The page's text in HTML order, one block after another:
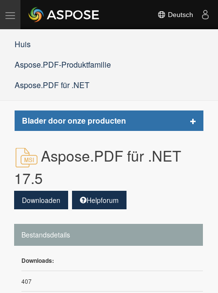
Navigation
umschalten
Deutsch
Huis
Aspose.PDF-Produktfamilie
Aspose.PDF für .NET
Blader door onze producten
Toggle
Aspose.PDF für .NET
17.5
Downloaden Helpforum
Bestandsdetails
Downloads:
407